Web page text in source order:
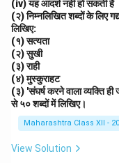
(iv) यह आदर्श नहीं हो सकती है
(२) निम्नलिखित शब्दों के लिए
लिखिए:
(१) सत्यता
(२) सुखी
(३) राही
(४) मुस्कुराहट
(३) 'संघर्ष करने वाला व्यक्ति
से ५० शब्दों में लिखिए।
Maharashtra Class XII -
View Solution